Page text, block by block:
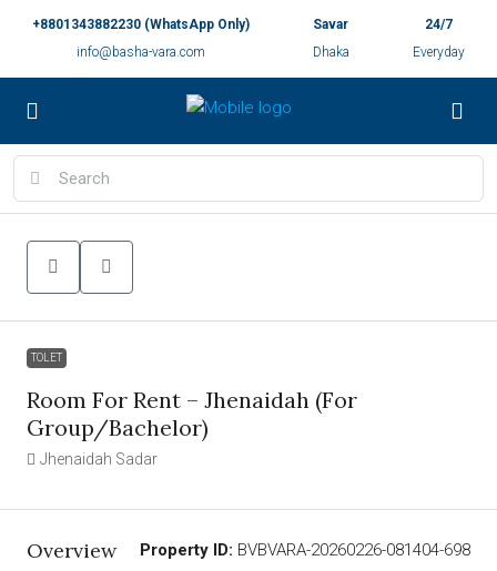
+8801343882230 (WhatsApp Only)
info@basha-vara.com
Savar
Dhaka
24/7
Everyday
TOLET
Room For Rent – Jhenaidah (For
Group/Bachelor)
Jhenaidah Sadar
Overview Property ID: BVBVARA-20260226-081404-698